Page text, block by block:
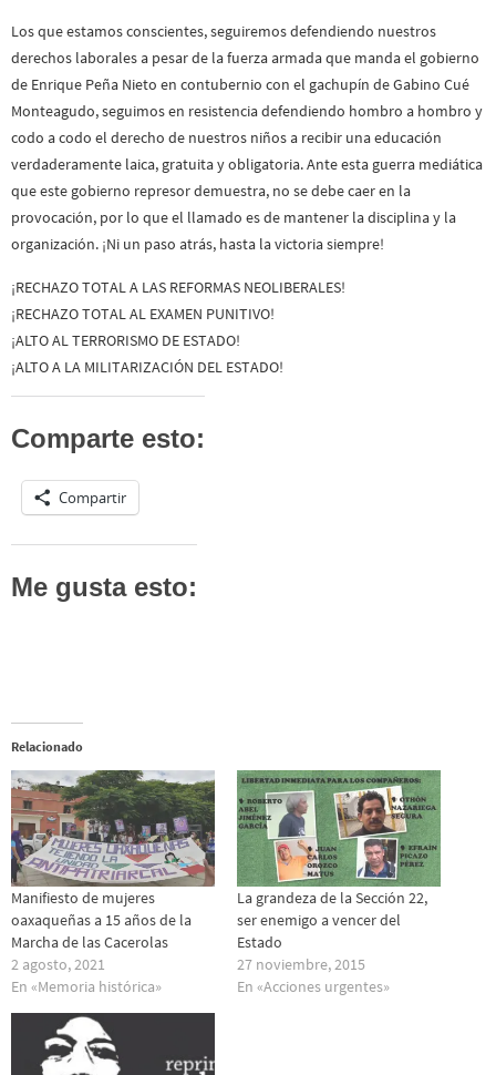
Los que estamos conscientes, seguiremos defendiendo nuestros
derechos laborales a pesar de la fuerza armada que manda el gobierno
de Enrique Peña Nieto en contubernio con el gachupín de Gabino Cué
Monteagudo, seguimos en resistencia defendiendo hombro a hombro y
codo a codo el derecho de nuestros niños a recibir una educación
verdaderamente laica, gratuita y obligatoria. Ante esta guerra mediática
que este gobierno represor demuestra, no se debe caer en la
provocación, por lo que el llamado es de mantener la disciplina y la
organización. ¡Ni un paso atrás, hasta la victoria siempre!
¡RECHAZO TOTAL A LAS REFORMAS NEOLIBERALES!
¡RECHAZO TOTAL AL EXAMEN PUNITIVO!
¡ALTO AL TERRORISMO DE ESTADO!
¡ALTO A LA MILITARIZACIÓN DEL ESTADO!
Comparte esto:
Compartir
Me gusta esto:
Relacionado
Manifiesto de mujeres
oaxaqueñas a 15 años de la
Marcha de las Cacerolas
2 agosto, 2021
En «Memoria histórica»
La grandeza de la Sección 22,
ser enemigo a vencer del
Estado
27 noviembre, 2015
En «Acciones urgentes»